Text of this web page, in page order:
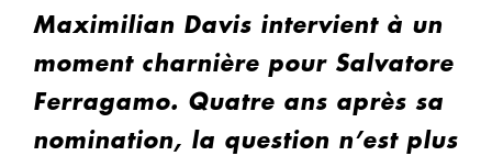
Maximilian Davis intervient à un
moment charnière pour Salvatore
Ferragamo. Quatre ans après sa
nomination, la question n’est plus